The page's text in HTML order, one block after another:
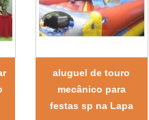
aluguel de touro
mecânico para
festas sp na Lapa